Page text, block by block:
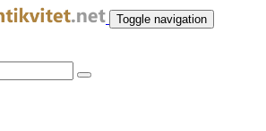
Toggle navigation